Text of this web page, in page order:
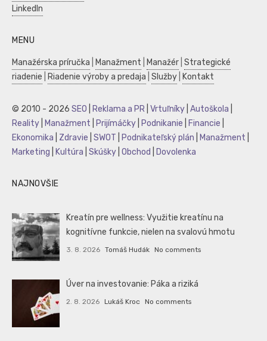
LinkedIn
MENU
Manažérska príručka Manažment Manažér Strategické
riadenie
Riadenie výroby a predaja Služby Kontakt
© 2010 - 2026 SEO Reklama a PR Vrtuľníky Autoškola
Reality
Manažment Prijímáčky Podnikanie Financie
Ekonomika
Zdravie SWOT Podnikateľský plán Manažment
Marketing
Kultúra Skúšky Obchod Dovolenka
NAJNOVŠIE
Kreatín pre wellness: Využitie kreatínu na
kognitívne funkcie, nielen na svalovú hmotu
3. 8. 2026 Tomáš Hudák No comments
Úver na investovanie: Páka a riziká
2. 8. 2026 Lukáš Kroc No comments